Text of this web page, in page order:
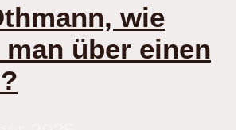
wie
über einen